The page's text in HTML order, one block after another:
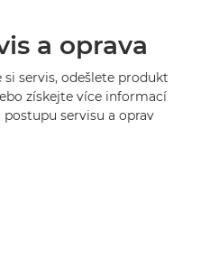
a oprava
si servis, odešlete produkt
získejte více informací
postupu servisu a oprav